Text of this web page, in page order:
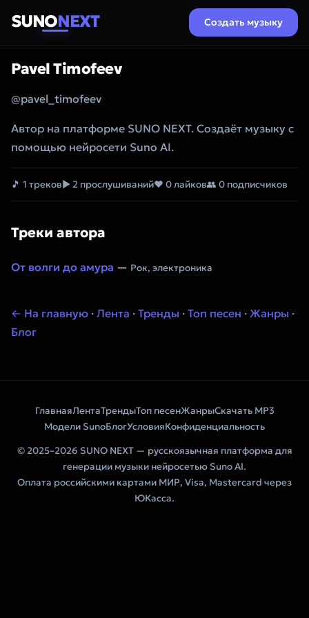
SUNONEXT Создать музыку
Pavel Timofeev
@pavel_timofeev
Автор на платформе SUNO NEXT. Создаёт музыку с
помощью нейросети Suno AI.
🎵 1 треков▶ 2 прослушиваний❤ 0 лайков👥 0 подписчиков
Треки автора
От волги до амура — Рок, электроника
← На главную · Лента · Тренды · Топ песен · Жанры ·
Блог
ГлавнаяЛентаТрендыТоп песенЖанрыСкачать MP3
Модели SunoБлогУсловияКонфиденциальность
© 2025–2026 SUNO NEXT — русскоязычная платформа для
генерации музыки нейросетью Suno AI.
Оплата российскими картами МИР, Visa, Mastercard через
ЮКасса.